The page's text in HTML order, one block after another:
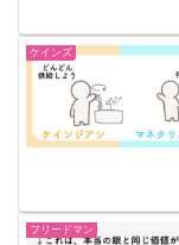
ケインズ
フリードマン